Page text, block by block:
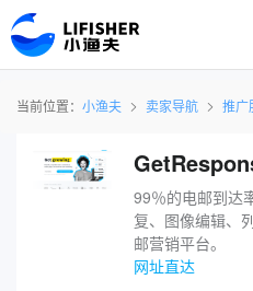
当前位置： 小渔夫 卖家导航 推广
99％的电邮到达
复、图像编辑、
邮营销平台。
网址直达